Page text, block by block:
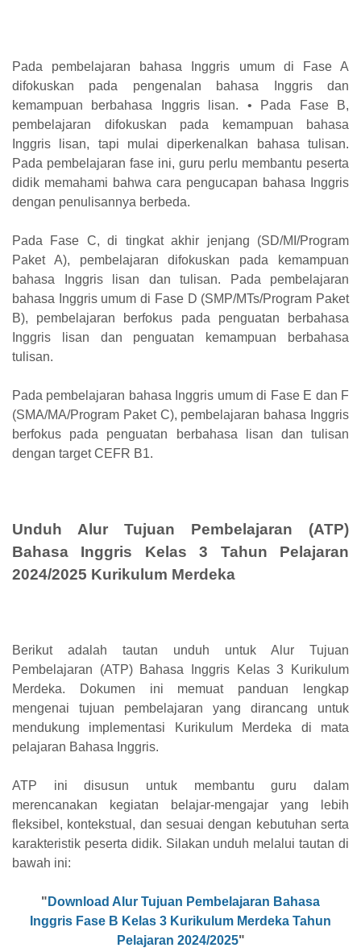
Pada pembelajaran bahasa Inggris umum di Fase A
difokuskan pada pengenalan bahasa Inggris dan
kemampuan berbahasa Inggris lisan. • Pada Fase B,
pembelajaran difokuskan pada kemampuan bahasa
Inggris lisan, tapi mulai diperkenalkan bahasa tulisan.
Pada pembelajaran fase ini, guru perlu membantu peserta
didik memahami bahwa cara pengucapan bahasa Inggris
dengan penulisannya berbeda.
Pada Fase C, di tingkat akhir jenjang (SD/MI/Program
Paket A), pembelajaran difokuskan pada kemampuan
bahasa Inggris lisan dan tulisan. Pada pembelajaran
bahasa Inggris umum di Fase D (SMP/MTs/Program Paket
B), pembelajaran berfokus pada penguatan berbahasa
Inggris lisan dan penguatan kemampuan berbahasa
tulisan.
Pada pembelajaran bahasa Inggris umum di Fase E dan F
(SMA/MA/Program Paket C), pembelajaran bahasa Inggris
berfokus pada penguatan berbahasa lisan dan tulisan
dengan target CEFR B1.
Unduh Alur Tujuan Pembelajaran (ATP)
Bahasa Inggris Kelas 3 Tahun Pelajaran
2024/2025 Kurikulum Merdeka
Berikut adalah tautan unduh untuk Alur Tujuan
Pembelajaran (ATP) Bahasa Inggris Kelas 3 Kurikulum
Merdeka. Dokumen ini memuat panduan lengkap
mengenai tujuan pembelajaran yang dirancang untuk
mendukung implementasi Kurikulum Merdeka di mata
pelajaran Bahasa Inggris.
ATP ini disusun untuk membantu guru dalam
merencanakan kegiatan belajar-mengajar yang lebih
fleksibel, kontekstual, dan sesuai dengan kebutuhan serta
karakteristik peserta didik. Silakan unduh melalui tautan di
bawah ini:
" Download Alur Tujuan Pembelajaran Bahasa
Inggris Fase B Kelas 3 Kurikulum Merdeka Tahun
Pelajaran 2024/2025"